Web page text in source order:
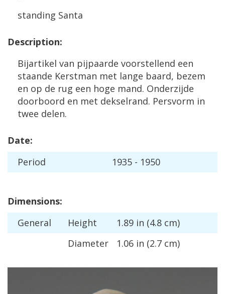
standing Santa
Description:
Bijartikel van pijpaarde voorstellend een
staande Kerstman met lange baard, bezem
en op de rug een hoge mand. Onderzijde
doorboord en met dekselrand. Persvorm in
twee delen.
Date:
Period
1935 - 1950
Dimensions:
General
Height 1.89 in (4.8 cm)
Diameter
1.06 in (2.7 cm)